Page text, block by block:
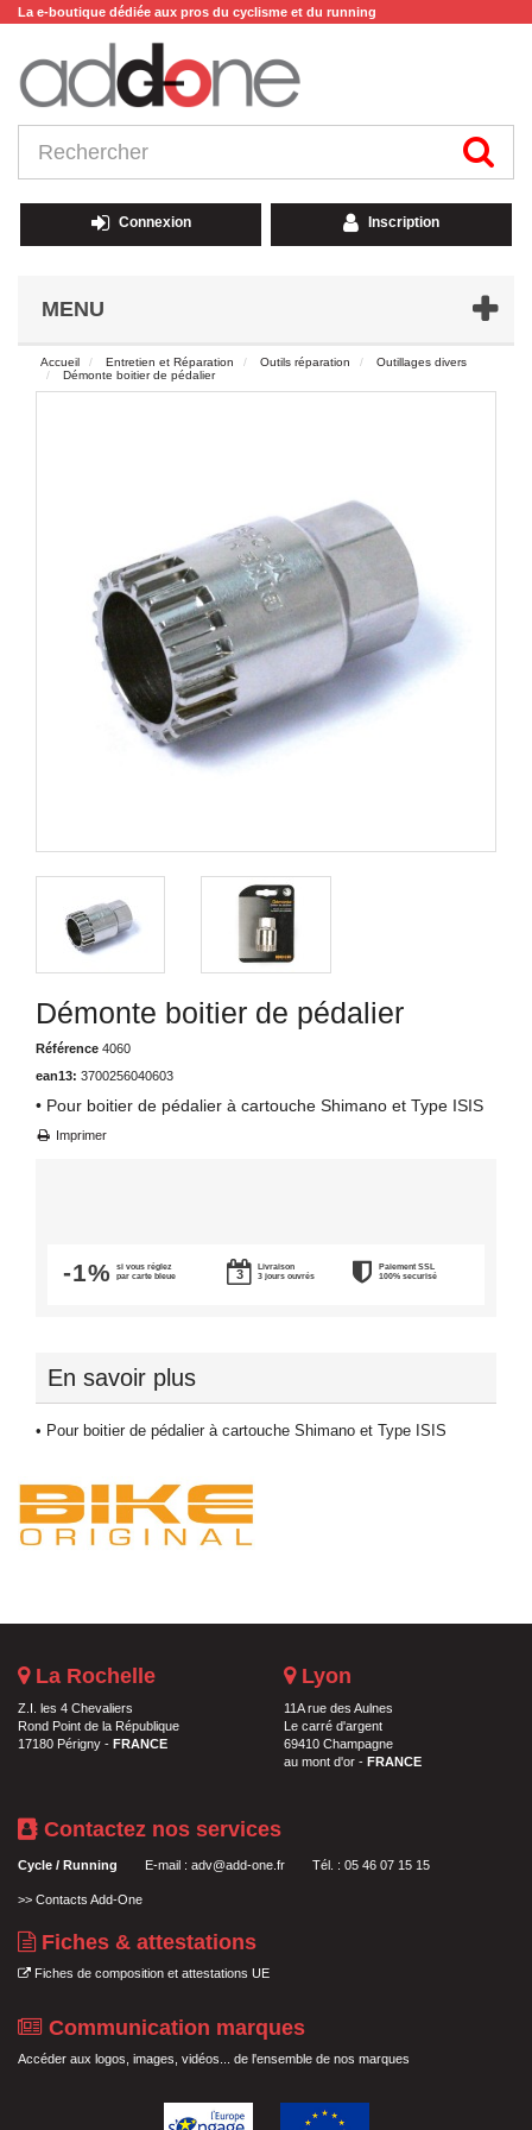
La e-boutique dédiée aux pros du cyclisme et du running
Connexion Inscription
MENU
Accueil Entretien et Réparation Outils réparation
Outillages divers
Démonte boitier de pédalier
Démonte boitier de pédalier
Référence 4060
ean13: 3700256040603
• Pour boitier de pédalier à cartouche Shimano et Type ISIS
Imprimer
-1%
si vous réglez
par carte bleue
Livraison
3 jours ouvrés
Paiement SSL
100% securisé
En savoir plus
• Pour boitier de pédalier à cartouche Shimano et Type ISIS
La Rochelle
Z.I. les 4 Chevaliers
Rond Point de la République
17180 Périgny - FRANCE
Lyon
11A rue des Aulnes
Le carré d'argent
69410 Champagne
au mont d'or - FRANCE
Contactez nos services
Cycle / Running E-mail : adv@add-one.fr Tél. : 05 46 07 15 15
>> Contacts Add-One
Fiches & attestations
Fiches de composition et attestations UE
Communication marques
Accéder aux logos, images, vidéos... de l'ensemble de nos marques